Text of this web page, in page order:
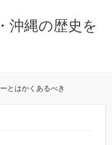
沖縄の歴史を
とはかくあるべき